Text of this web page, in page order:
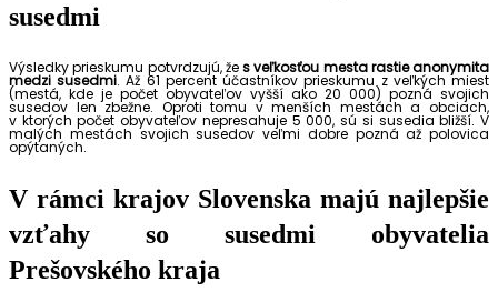
susedmi
Výsledky prieskumu potvrdzujú, žes veľkosťou mesta rastie anonymita
medzi susedmi. Až 61 percent účastníkov prieskumu z veľkých miest
(mestá, kde je počet obyvateľov vyšší ako 20 000) pozná svojich
susedov len zbežne. Oproti tomu v menších mestách a obciach,
v ktorých počet obyvateľov nepresahuje 5 000, sú si susedia bližší. V
malých mestách svojich susedov veľmi dobre pozná až polovica
opýtaných.
V rámci krajov Slovenska majú najlepšie
vzťahy so susedmi obyvatelia
Prešovského kraja